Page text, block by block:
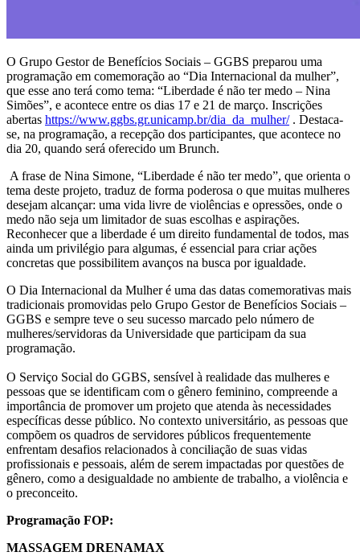
O Grupo Gestor de Benefícios Sociais – GGBS preparou uma
programação em comemoração ao “Dia Internacional da mulher”,
que esse ano terá como tema: “Liberdade é não ter medo – Nina
Simões”, e acontece entre os dias 17 e 21 de março. Inscrições
abertas https://www.ggbs.gr.unicamp.br/dia_da_mulher/. Destaca-
se, na programação, a recepção dos participantes, que acontece no
dia 20, quando será oferecido um Brunch.
A frase de Nina Simone, “Liberdade é não ter medo”, que orienta o
tema deste projeto, traduz de forma poderosa o que muitas mulheres
desejam alcançar: uma vida livre de violências e opressões, onde o
medo não seja um limitador de suas escolhas e aspirações.
Reconhecer que a liberdade é um direito fundamental de todos, mas
ainda um privilégio para algumas, é essencial para criar ações
concretas que possibilitem avanços na busca por igualdade.
O Dia Internacional da Mulher é uma das datas comemorativas mais
tradicionais promovidas pelo Grupo Gestor de Benefícios Sociais –
GGBS e sempre teve o seu sucesso marcado pelo número de
mulheres/servidoras da Universidade que participam da sua
programação.
O Serviço Social do GGBS, sensível à realidade das mulheres e
pessoas que se identificam com o gênero feminino, compreende a
importância de promover um projeto que atenda às necessidades
específicas desse público. No contexto universitário, as pessoas que
compõem os quadros de servidores públicos frequentemente
enfrentam desafios relacionados à conciliação de suas vidas
profissionais e pessoais, além de serem impactadas por questões de
gênero, como a desigualdade no ambiente de trabalho, a violência e
o preconceito.
Programação FOP:
MASSAGEM DRENAMAX